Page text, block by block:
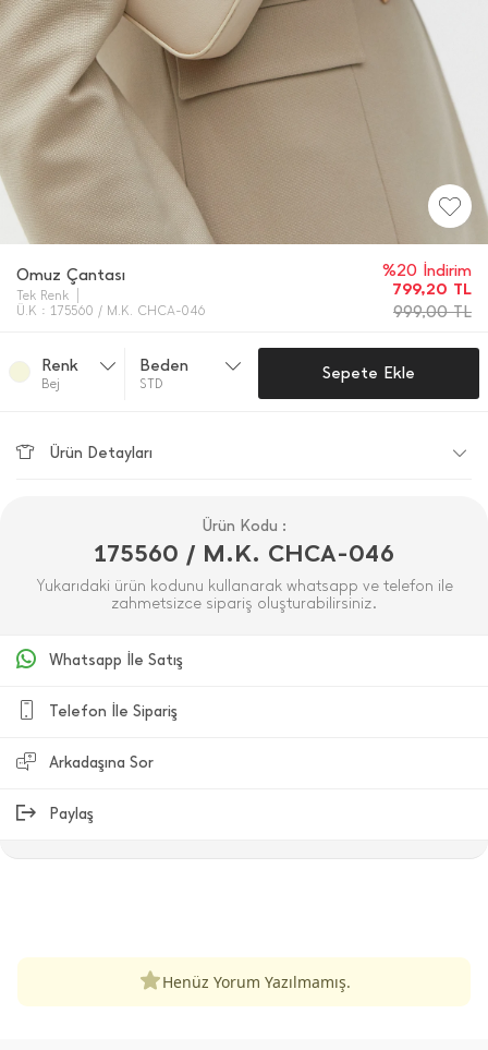
Omuz Çantası
Tek Renk
Ü.K : 175560 / M.K. CHCA-046
%20 İndirim
799,20 TL
999,00TL
Renk
Bej
Beden
STD
Sepete Ekle
Ürün Detayları
Ürün Kodu :
175560 / M.K. CHCA-046
Yukarıdaki ürün kodunu kullanarak whatsapp ve telefon ile
zahmetsizce sipariş oluşturabilirsiniz.
Whatsapp İle Satış
Telefon İle Sipariş
Arkadaşına Sor
Paylaş
Henüz Yorum Yazılmamış.